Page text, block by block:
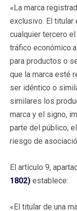
«La marca
exclusivo. El titular
cualquier tercero
tráfico
para productos o
que la marca esté
ser idéntico o
similares los
marca y el signo,
parte del público;
riesgo de
El artículo 9,
1802) establece:
«El titular de una